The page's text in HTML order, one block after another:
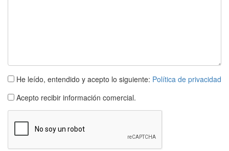
He leído, entendido y acepto lo siguiente: Política de privacidad
Acepto recibir información comercial.